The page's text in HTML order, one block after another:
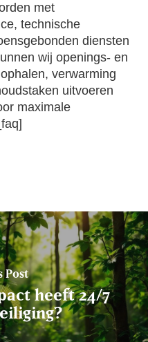
met
technische
diensten
wij openings- en
verwarming
uitvoeren
maximale
Post
heeft 24/7